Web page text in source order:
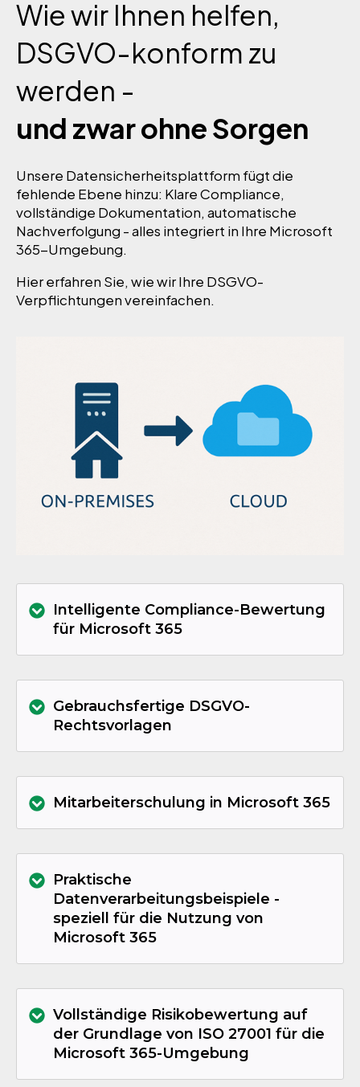
Wie wir Ihnen helfen,
DSGVO-konform zu
werden -
und zwar ohne Sorgen
Unsere Datensicherheitsplattform fügt die
fehlende Ebene hinzu: Klare Compliance,
vollständige Dokumentation, automatische
Nachverfolgung - alles integriert in Ihre Microsoft
365-Umgebung.
Hier erfahren Sie, wie wir Ihre DSGVO-
Verpflichtungen vereinfachen.
Intelligente Compliance-Bewertung
für Microsoft 365
Gebrauchsfertige DSGVO-
Rechtsvorlagen
Mitarbeiterschulung in Microsoft 365
Praktische
Datenverarbeitungsbeispiele -
speziell für die Nutzung von
Microsoft 365
Vollständige Risikobewertung auf
der Grundlage von ISO 27001 für die
Microsoft 365-Umgebung